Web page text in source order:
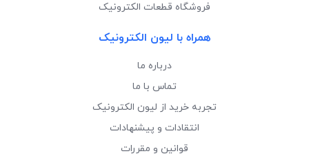
فروشگاه قطعات الکترونیک
همراه با لیون الکترونیک
درباره ما
تماس با ما
تجربه خرید از لیون الکترونیک
انتقادات و پیشنهادات
قوانین و مقررات